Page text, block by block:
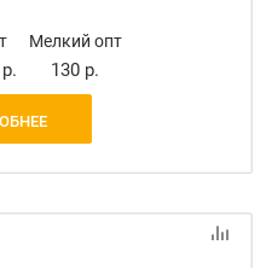
Мелкий опт
130 р.